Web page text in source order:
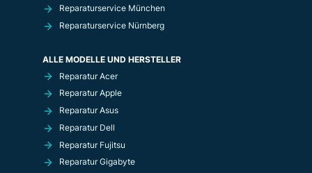
Reparaturservice München
Reparaturservice Nürnberg
ALLE MODELLE UND HERSTELLER
Reparatur Acer
Reparatur Apple
Reparatur Asus
Reparatur Dell
Reparatur Fujitsu
Reparatur Gigabyte